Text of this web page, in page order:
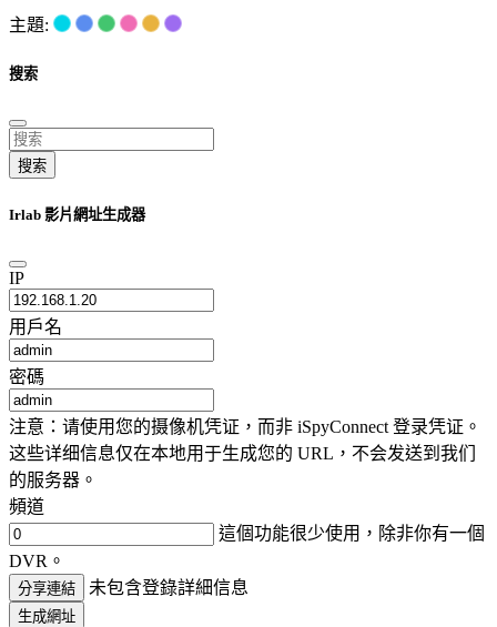
主題:
搜索
搜索
Irlab 影片網址生成器
IP
用戶名
密碼
注意：请使用您的摄像机凭证，而非 iSpyConnect 登录凭证。
这些详细信息仅在本地用于生成您的 URL，不会发送到我们
的服务器。
頻道
這個功能很少使用，除非你有一個
DVR。
分享連結 未包含登錄詳細信息
生成網址